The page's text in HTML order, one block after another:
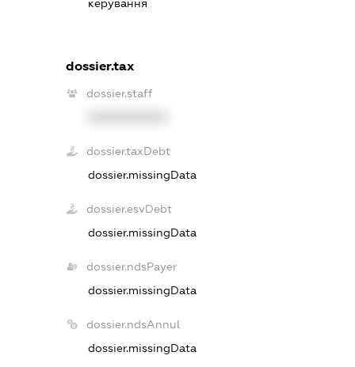
керування
dossier.tax
dossier.staff
dossier.taxDebt
dossier.missingData
dossier.esvDebt
dossier.missingData
dossier.ndsPayer
dossier.missingData
dossier.ndsAnnul
dossier.missingData